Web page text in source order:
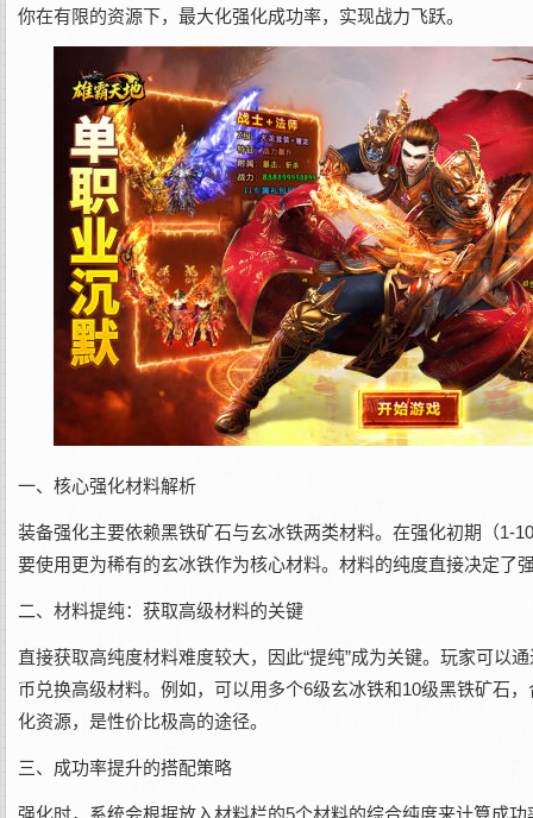
你在有限的资源下，最大化强化成功率，实现战力飞跃。
一、核心强化材料解析
装备强化主要依赖黑铁矿石与玄冰铁两类材料。在强化初期（1-
要使用更为稀有的玄冰铁作为核心材料。材料的纯度直接决定了
二、材料提纯：获取高级材料的关键
直接获取高纯度材料难度较大，因此“提纯”成为关键。玩家可以
币兑换高级材料。例如，可以用多个6级玄冰铁和10级黑铁矿石
化资源，是性价比极高的途径。
三、成功率提升的搭配策略
强化时，系统会根据放入材料栏的5个材料的综合纯度来计算成